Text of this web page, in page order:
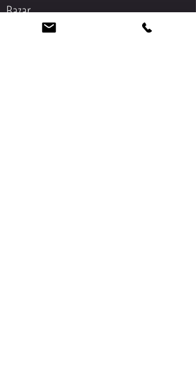
Bazar
+420 603 194 518 bazar@seznam.cz